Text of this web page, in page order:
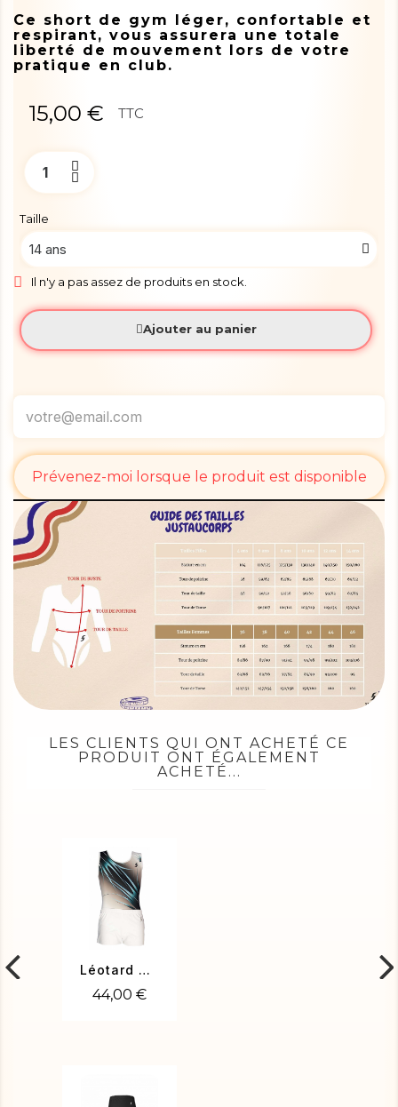
Ce short de gym léger, confortable et
respirant, vous assurera une totale
liberté de mouvement lors de votre
pratique en club.
15,00 € TTC
Taille
Il n'y a pas assez de produits en stock.
Ajouter au panier
Prévenez-moi lorsque le produit est disponible
LES CLIENTS QUI ONT ACHETÉ CE
PRODUIT ONT ÉGALEMENT
ACHETÉ...
Léotard NICO-01
44,00 €